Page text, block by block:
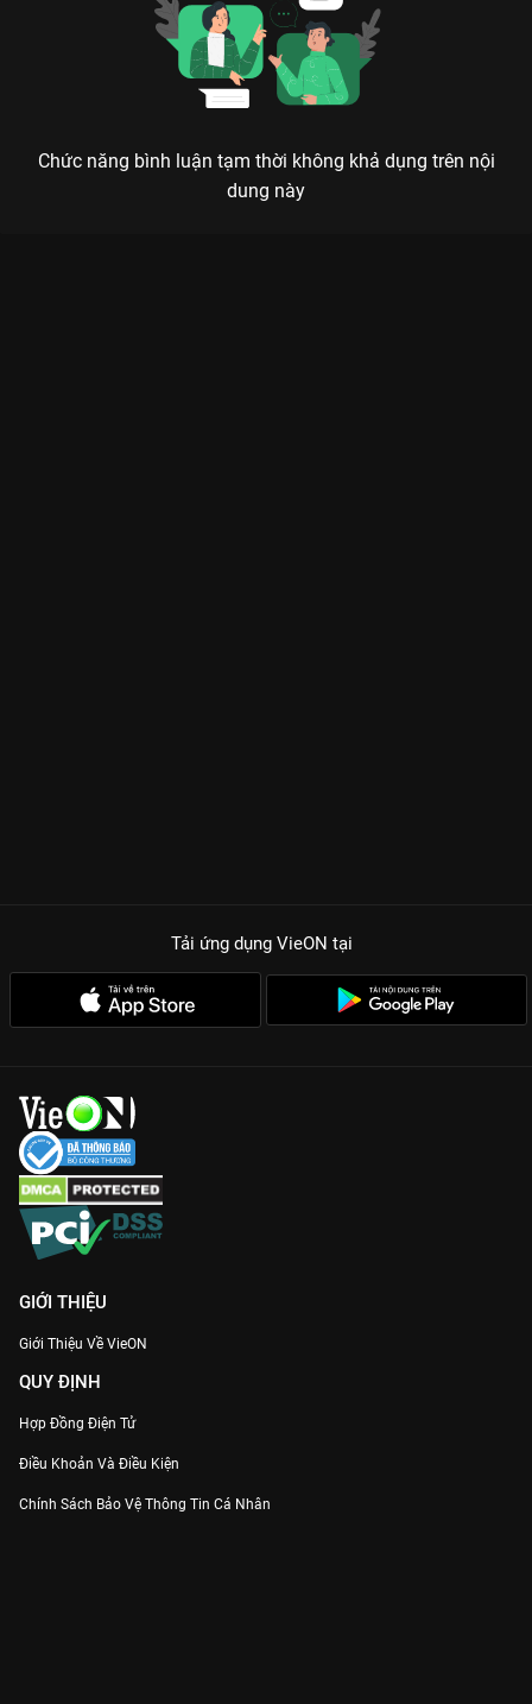
Chức năng bình luận tạm thời không khả dụng trên nội
dung này
Tải ứng dụng VieON tại
GIỚI THIỆU
Giới Thiệu Về VieON
QUY ĐỊNH
Hợp Đồng Điện Tử
Điều Khoản Và Điều Kiện
Chính Sách Bảo Vệ Thông Tin Cá Nhân